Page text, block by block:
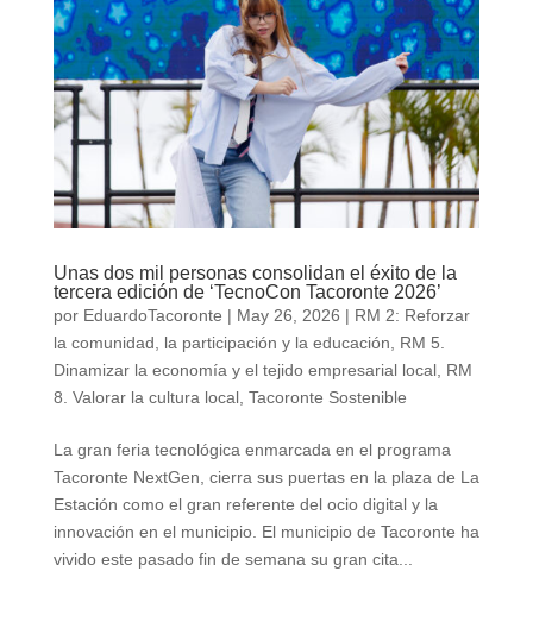
Unas dos mil personas consolidan el éxito de la
tercera edición de ‘TecnoCon Tacoronte 2026’
por EduardoTacoronte | May 26, 2026 | RM 2: Reforzar
la comunidad, la participación y la educación
RM 5.
Dinamizar la economía y el tejido empresarial local, RM
8. Valorar la cultura local, Tacoronte Sostenible
La gran feria tecnológica enmarcada en el programa
Tacoronte NextGen, cierra sus puertas en la plaza de La
Estación como el gran referente del ocio digital y la
innovación en el municipio. El municipio de Tacoronte ha
vivido este pasado fin de semana su gran cita...